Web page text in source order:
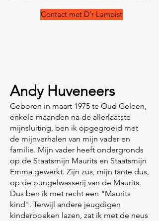
Andy Huveneers
Geboren in maart 1975 te Oud Geleen,
enkele maanden na de allerlaatste
mijnsluiting, ben ik opgegroeid met
de mijnverhalen van mijn vader en
familie. Mijn vader heeft ondergronds
op de Staatsmijn Maurits en Staatsmijn
Emma gewerkt. Zijn zus, mijn tante dus,
op de pungelwasserij van de Maurits.
Dus ben ik met recht een "Maurits
kind". Terwijl andere jeugdigen
kinderboeken lazen, zat ik met de neus
Contact met D'r Lampist